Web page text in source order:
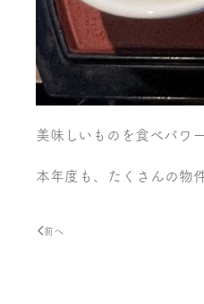
美味しいものを食べパワ
本年度も、たくさんの物
前へ